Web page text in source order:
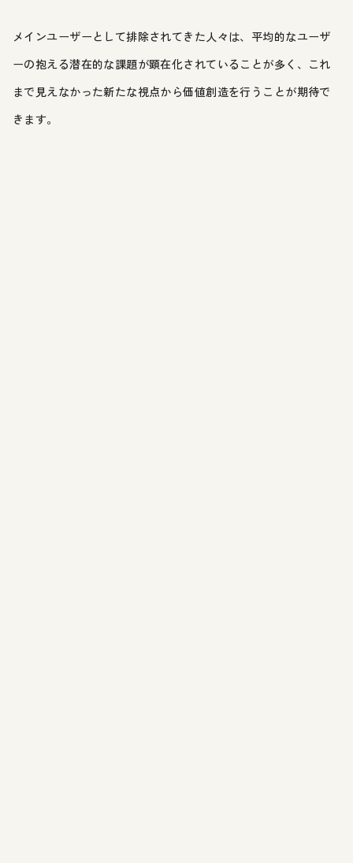
メインユーザーとして排除されてきた人々は、平均的なユーザ
ーの抱える潜在的な課題が顕在化されていることが多く、これ
まで見えなかった新たな視点から価値創造を行うことが期待で
きます。